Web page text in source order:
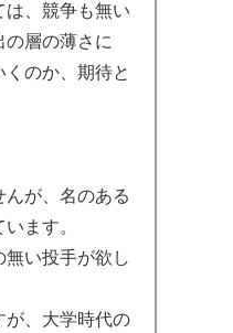
は、競争も無い
層の薄さに
のか、期待と
んが、名のある
ます。
い投手が欲し
が、大学時代の